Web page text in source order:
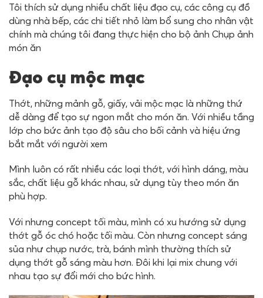
Tôi thích sử dụng nhiều chất liệu đạo cụ, các công cụ đồ
dùng nhà bếp, các chi tiết nhỏ làm bổ sung cho nhân vật
chính mà chúng tôi đang thực hiện cho bộ ảnh Chụp ảnh
món ăn
Đạo cụ mộc mạc
Thớt, những mảnh gỗ, giấy, vải mộc mạc là những thứ
dễ dàng để tạo sự ngon mắt cho món ăn. Với nhiều tầng
lớp cho bức ảnh tạo độ sâu cho bối cảnh và hiệu ứng
bắt mắt với người xem
Mình luôn có rất nhiều các loại thớt, với hình dáng, màu
sắc, chất liệu gỗ khác nhau, sử dụng tùy theo món ăn
phù hợp.
Với nhưng concept tối màu, mình có xu hướng sử dụng
thớt gỗ óc chó hoặc tối màu. Còn nhưng concept sáng
sủa như chụp nước, trà, bánh mình thường thích sử
dụng thớt gỗ sáng màu hơn. Đôi khi lại mix chung với
nhau tạo sự đổi mới cho bức hình.